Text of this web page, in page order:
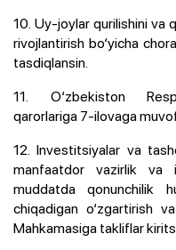
10. Uy-joylar qurilishini va
rivojlantirish bo‘yicha
tasdiqlansin.
11. O‘zbekiston
qarorlariga 7-ilovaga
12. Investitsiyalar va
manfaatdor vazirlik va
muddatda qonunchilik
chiqadigan o‘zgartirish
Mahkamasiga takliflar